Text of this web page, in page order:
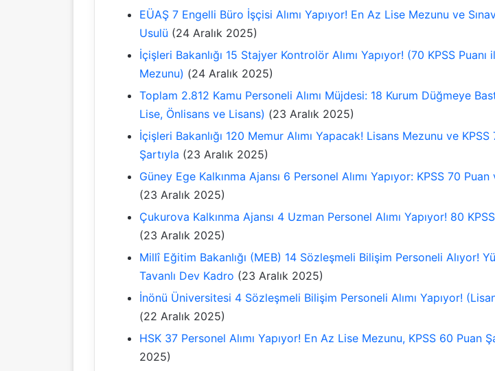
EÜAŞ 7 Engelli Büro İşçisi Alımı Yapıyor! En Az Lise Mezunu ve
Usulü (24 Aralık 2025)
İçişleri Bakanlığı 15 Stajyer Kontrolör Alımı Yapıyor! (70 KPSS Puanı
Mezunu) (24 Aralık 2025)
Toplam 2.812 Kamu Personeli Alımı Müjdesi: 18 Kurum Düğmeye
Lise, Önlisans ve Lisans) (23 Aralık 2025)
İçişleri Bakanlığı 120 Memur Alımı Yapacak! Lisans Mezunu ve KPSS
Şartıyla (23 Aralık 2025)
Güney Ege Kalkınma Ajansı 6 Personel Alımı Yapıyor: KPSS 70
(23 Aralık 2025)
Çukurova Kalkınma Ajansı 4 Uzman Personel Alımı Yapıyor! 80 KPSS
(23 Aralık 2025)
Millî Eğitim Bakanlığı (MEB) 14 Sözleşmeli Bilişim Personeli Alıyor!
Tavanlı Dev Kadro (23 Aralık 2025)
İnönü Üniversitesi 4 Sözleşmeli Bilişim Personeli Alımı Yapıyor!
(22 Aralık 2025)
HSK 37 Personel Alımı Yapıyor! En Az Lise Mezunu, KPSS 60 Puan
2025)